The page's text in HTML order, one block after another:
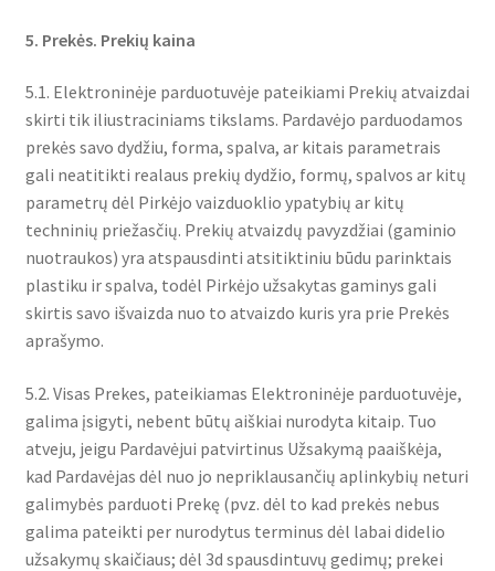
5. Prekės. Prekių kaina
5.1. Elektroninėje parduotuvėje pateikiami Prekių atvaizdai
skirti tik iliustraciniams tikslams. Pardavėjo parduodamos
prekės savo dydžiu, forma, spalva, ar kitais parametrais
gali neatitikti realaus prekių dydžio, formų, spalvos ar kitų
parametrų dėl Pirkėjo vaizduoklio ypatybių ar kitų
techninių priežasčių. Prekių atvaizdų pavyzdžiai (gaminio
nuotraukos) yra atspausdinti atsitiktiniu būdu parinktais
plastiku ir spalva, todėl Pirkėjo užsakytas gaminys gali
skirtis savo išvaizda nuo to atvaizdo kuris yra prie Prekės
aprašymo.
5.2. Visas Prekes, pateikiamas Elektroninėje parduotuvėje,
galima įsigyti, nebent būtų aiškiai nurodyta kitaip. Tuo
atveju, jeigu Pardavėjui patvirtinus Užsakymą paaiškėja,
kad Pardavėjas dėl nuo jo nepriklausančių aplinkybių neturi
galimybės parduoti Prekę (pvz. dėl to kad prekės nebus
galima pateikti per nurodytus terminus dėl labai didelio
užsakymų skaičiaus; dėl 3d spausdintuvų gedimų; prekei